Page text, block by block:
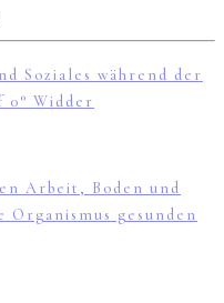
Soziales während der
0° Widder
Arbeit, Boden und
Organismus gesunden